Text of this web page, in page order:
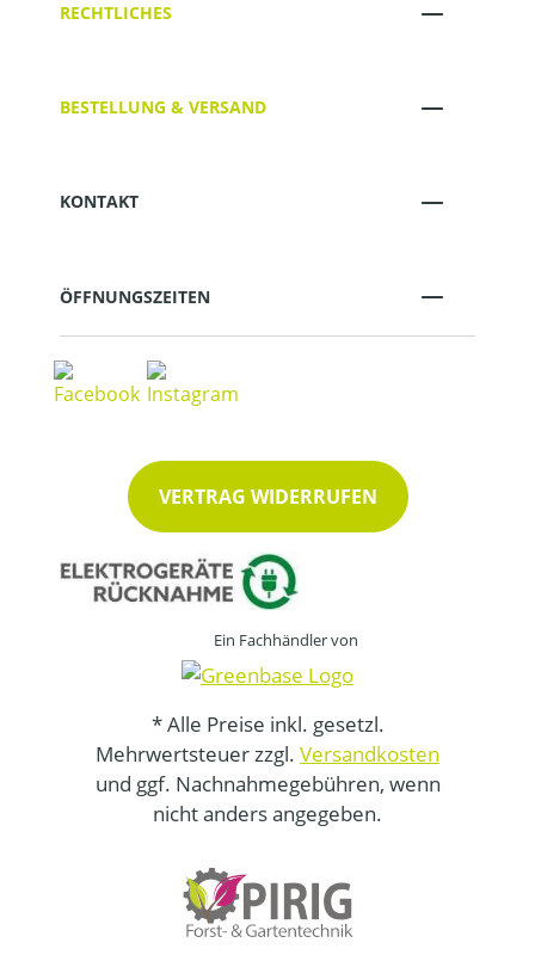
RECHTLICHES
BESTELLUNG & VERSAND
KONTAKT
ÖFFNUNGSZEITEN
VERTRAG WIDERRUFEN
Ein Fachhändler von
* Alle Preise inkl. gesetzl.
Mehrwertsteuer zzgl. Versandkosten
und ggf. Nachnahmegebühren, wenn
nicht anders angegeben.